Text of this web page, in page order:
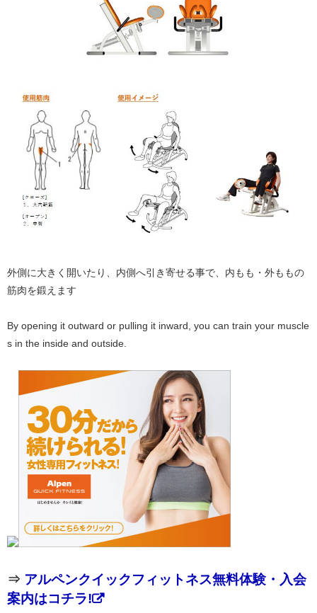
外側に大きく開いたり、内側へ引き寄せる事で、内もも・外ももの
筋肉を鍛えます
By opening it outward or pulling it inward, you can train your muscle
s in the inside and outside.
⇒ アルペンクイックフィットネス無料体験・入会
案内はコチラ!